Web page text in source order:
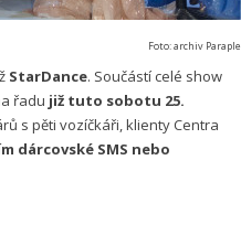
Foto: archiv Paraple
StarDance. Součástí celé show
řadu již tuto sobotu 25.
s pěti vozíčkáři, klienty Centra
dárcovské SMS nebo